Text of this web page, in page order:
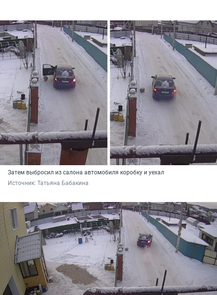
Затем выбросил из салона автомобиля коробку и уехал
Источник: Татьяна Бабакина